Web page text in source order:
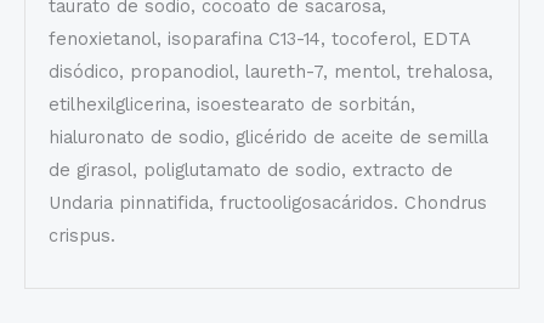
taurato de sodio, cocoato de sacarosa,
fenoxietanol, isoparafina C13-14, tocoferol, EDTA
disódico, propanodiol, laureth-7, mentol, trehalosa,
etilhexilglicerina, isoestearato de sorbitán,
hialuronato de sodio, glicérido de aceite de semilla
de girasol, poliglutamato de sodio, extracto de
Undaria pinnatifida, fructooligosacáridos. Chondrus
crispus.